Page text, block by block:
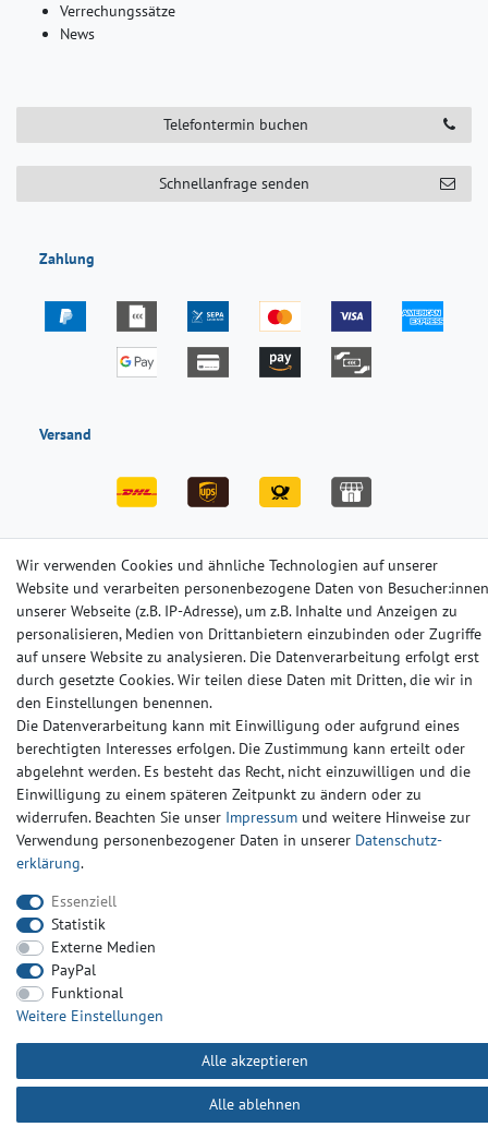
Verrechungssätze
News
Telefontermin buchen
Schnellanfrage senden
Zahlung
Versand
Impressum Daten­schutz­erklärung AGB
Barrierefreiheitserklärung Widerrufs­recht Kontakt
Wir verwenden Cookies und ähnliche Technologien auf unserer
Website und verarbeiten personenbezogene Daten von Besucher:innen
unserer Webseite (z.B. IP-Adresse), um z.B. Inhalte und Anzeigen zu
personalisieren, Medien von Drittanbietern einzubinden oder Zugriffe
auf unsere Website zu analysieren. Die Datenverarbeitung erfolgt erst
durch gesetzte Cookies. Wir teilen diese Daten mit Dritten, die wir in
den Einstellungen benennen.
Die Datenverarbeitung kann mit Einwilligung oder aufgrund eines
berechtigten Interesses erfolgen. Die Zustimmung kann erteilt oder
abgelehnt werden. Es besteht das Recht, nicht einzuwilligen und die
Einwilligung zu einem späteren Zeitpunkt zu ändern oder zu
widerrufen. Beachten Sie unser Impressum und weitere Hinweise zur
Verwendung personenbezogener Daten in unserer Daten­schutz­
erklärung.
Essenziell
Statistik
Externe Medien
PayPal
Funktional
Weitere Einstellungen
Alle akzeptieren
Alle ablehnen
© Copyright 2024-2025 | Alle Rechte vorbehalten.
Widerrufs­recht Widerrufs­formular Impressum
Daten­schutz­erklärung AGB Kontakt